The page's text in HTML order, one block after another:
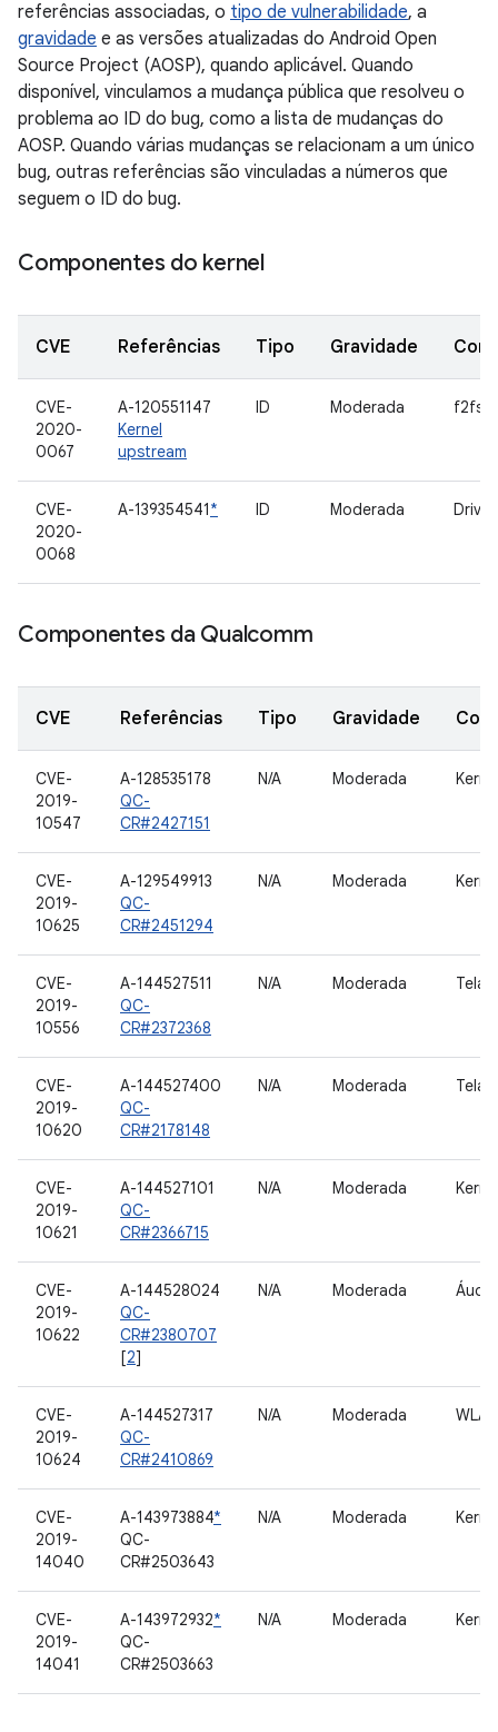
referências associadas, o tipo de vulnerabilidade, a
gravidade e as versões atualizadas do Android Open
Source Project (AOSP), quando aplicável. Quando
disponível, vinculamos a mudança pública que resolveu o
problema ao ID do bug, como a lista de mudanças do
AOSP. Quando várias mudanças se relacionam a um único
bug, outras referências são vinculadas a números que
seguem o ID do bug.
Componentes do kernel
CVE Referências Tipo Gravidade
CVE-
2020-
0067
A-120551147
Kernel
upstream
ID Moderada f2fs
CVE-
2020-
0068
A-139354541* ID Moderada
Componentes da Qualcomm
CVE Referências Tipo Gravidade
CVE-
2019-
10547
A-128535178
QC-
CR#2427151
N/A Moderada
CVE-
2019-
10625
A-129549913
QC-
CR#2451294
N/A Moderada
CVE-
2019-
10556
A-144527511
QC-
CR#2372368
N/A Moderada Tela/
CVE-
2019-
10620
A-144527400
QC-
CR#2178148
N/A Moderada Tela/
CVE-
2019-
10621
A-144527101
QC-
CR#2366715
N/A Moderada
CVE-
2019-
10622
A-144528024
QC-
CR#2380707
[2]
N/A Moderada Áudio
CVE-
2019-
10624
A-144527317
QC-
CR#2410869
N/A Moderada
CVE-
2019-
14040
A-143973884*
QC-
CR#2503643
N/A Moderada
CVE-
2019-
14041
A-143972932*
QC-
CR#2503663
N/A Moderada